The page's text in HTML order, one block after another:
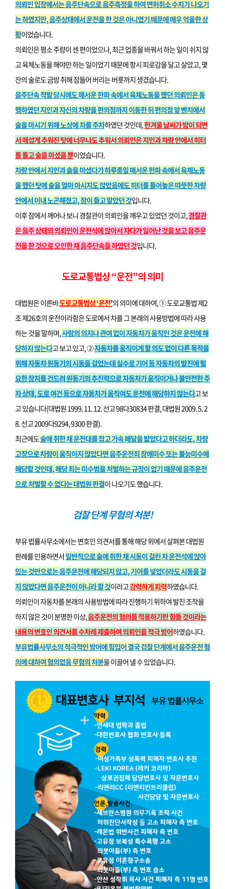
의뢰인 입장에서는 음주단속으로 음주측정을 하여 면허취소 수치가 나오기
는 하였지만, 음주상태에서 운전을 한 것은 아니였기 때문에 매우 억울한 상
황이었습니다.
의뢰인은 평소 주량이 센 편이었으나, 최근 업종을 바꿔서 하는 일이 쉬지 않
고 육체노동을 해야만 하는 일이었기 때문에 항시 피로감을 달고 살았고, 몇
잔의 술로도 금방 취해 잠들어 버리는 버릇까지 생겼습니다.
음주단속 적발 당시에도 매서운 한파 속에서 육체노동을 했던 의뢰인은 동
행하였던 지인과 자신의 차량을 편의점까지 이동한 뒤 편의점 앞 벤치에서
술을 마시기 위해 노상에 차를 주차하였던 것인데,한겨울 날씨가 밤이 되면
서 매섭게 추워진 탓에 너무나도 추워서 의뢰인은 지인과 차량 안에서 히터
를 틀고 술을 마셨을 뿐이었습니다.
차량 안에서 지인과 술을 마셨다가 하루종일 매서운 한파 속에서 육체노동
을 했던 탓에 술을 얼마 마시지도 않았음에도 히터를 틀어놓은 따뜻한 차량
안에서 이내 노곤해졌고, 잠이 들고 말았던 것입니다.
이후 잠에서 깨어나 보니 경찰관이 의뢰인을 깨우고 있었던 것이고,경찰관
은 음주 상태의 의뢰인이 운전석에 앉아서 자다가 일어난 것을 보고 음주운
전을 한 것으로 오인한 채 음주단속을 하였던 것입니다.
도로교통법상 “운전”의 의미
대법원은 이른바도로교통법상 ‘운전’의 의미에 대하여, ① 도로교통법 제2
조 제26호의 운전이라함은 도로에서 차를 그 본래의 사용방법에 따라 사용
하는 것을 말하며,사람의 의지나 관여 없이 자동차가 움직인 것은 운전에 해
당하지 않는다고 보고 있고, ②자동차를 움직이게 할 의도 없이 다른 목적을
위해 자동차 원동기의 시동을 걸었는데 실수로 기어 등 자동차의 발진에 필
요한 장치를 건드려 원동기의 추진력으로 자동차가 움직이거나 불안전한 주
차 상태, 도로 여건 등으로 자동차가 움직여도 운전에 해당하지 않는다고 보
고 있습니다(대법원 1999. 11. 12. 선고 98다30834 판결, 대법원 2009. 5. 2
8. 선고 2009다9294, 9300 판결).
최근에도술에 취한 채 운전대를 잡고 가속 페달을 밟았다고 하더라도, 차량
고장으로 차량이 움직이지 않았다면 음주운전죄 장애미수 또는 불능미수에
해당할 것인데, 해당 죄는 미수범을 처벌하는 규정이 없기 때문에 음주운전
으로 처벌할 수 없다는 대법원 판결이 나오기도 했습니다.
검찰 단계 무혐의 처분!
부유 법률사무소에서는 변호인 의견서를 통해 해당 위에서 살펴본 대법원
판례를 인용하면서일반적으로 술에 취한 채 시동이 걸린 차 운전석에 앉아
있는 것만으로는 음주운전에 해당되지 않고, 기어를 넣었더라도 시동을 걸
지 않았다면 음주운전이 아니라 할 것이라고강력하게 피력하였습니다.
의뢰인이 자동차를 본래의 사용방법에 따라 진행하기 위하여 발진 조작을
하지 않은 것이 분명한 이상,음주운전의 혐의를 적용하기란 힘들 것이라는
내용의 변호인 의견서를 수차례 제출하여 의뢰인을 적극 방어하였습니다.
부유법률사무소의 적극적인 방어에 힘입어 결국 검찰 단계에서 음주운전 혐
의에 대하여 혐의없음 무혐의 처분을 이끌어 낼 수 있었습니다.